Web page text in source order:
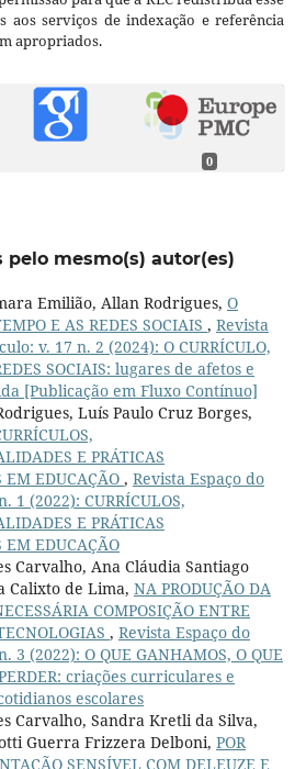
aos serviços de indexação e referência
apropriados.
0
mesmo(s) autor(es)
Emilião, Allan Rodrigues, O
E AS REDES SOCIAIS , Revista
v. 17 n. 2 (2024): O CURRÍCULO,
SOCIAIS: lugares de afetos e
[Publicação em Fluxo Contínuo]
Luís Paulo Cruz Borges,
E PRÁTICAS
EM EDUCAÇÃO , Revista Espaço do
1 (2022): CURRÍCULOS,
E PRÁTICAS
EM EDUCAÇÃO
Carvalho, Ana Cláudia Santiago
Calixto de Lima, NA PRODUÇÃO DA
COMPOSIÇÃO ENTRE
, Revista Espaço do
3 (2022): O QUE GANHAMOS, O QUE
criações curriculares e
escolares
Carvalho, Sandra Kretli da Silva,
Guerra Frizzera Delboni, POR
SENSÍVEL COM DELEUZE E